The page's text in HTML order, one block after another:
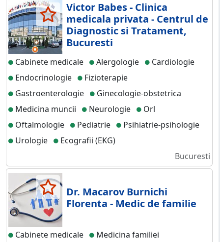
Victor Babes - Clinica
medicala privata - Centrul de
Diagnostic si Tratament,
Bucuresti
Cabinete medicale Alergologie
Cardiologie
Endocrinologie
Fizioterapie
Gastroenterologie
Ginecologie-obstetrica
Medicina muncii
Neurologie
Orl
Oftalmologie
Pediatrie
Psihiatrie-psihologie
Urologie
Ecografii (EKG)
Bucuresti
Dr. Macarov Burnichi
Florenta - Medic de familie
Cabinete medicale
Medicina familiei